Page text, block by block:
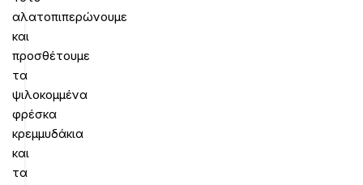
αλατοπιπερώνουμε
και
προσθέτουμε
τα
ψιλοκομμένα
φρέσκα
κρεμμυδάκια
και
τα